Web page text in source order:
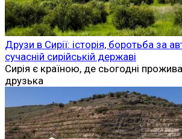
Друзи в Сирії: історія, боротьба за
сучасній сирійській державі
Сирія є країною, де сьогодні
друзька